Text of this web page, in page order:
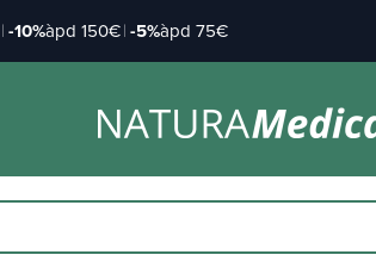
|-10%àpd 150€|-5%àpd 75€